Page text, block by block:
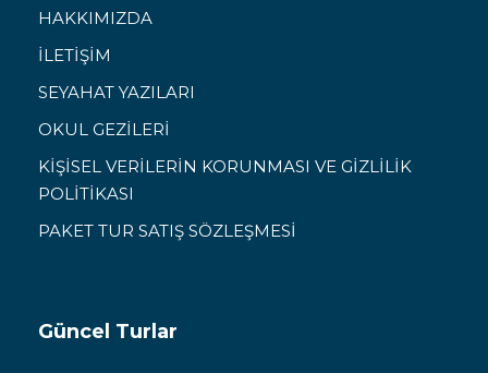
HAKKIMIZDA
İLETİŞİM
SEYAHAT YAZILARI
OKUL GEZİLERİ
KİŞİSEL VERİLERİN KORUNMASI VE GİZLİLİK
POLİTİKASI
PAKET TUR SATIŞ SÖZLEŞMESİ
Güncel Turlar